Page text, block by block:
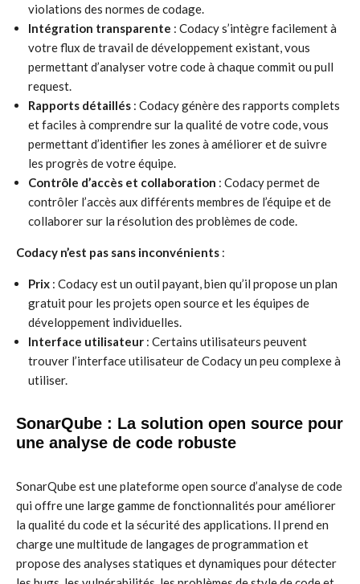
violations des normes de codage.
Intégration transparente : Codacy s’intègre facilement à
votre flux de travail de développement existant, vous
permettant d’analyser votre code à chaque commit ou pull
request.
Rapports détaillés : Codacy génère des rapports complets
et faciles à comprendre sur la qualité de votre code, vous
permettant d’identifier les zones à améliorer et de suivre
les progrès de votre équipe.
Contrôle d’accès et collaboration : Codacy permet de
contrôler l’accès aux différents membres de l’équipe et de
collaborer sur la résolution des problèmes de code.
Codacy n’est pas sans inconvénients :
Prix : Codacy est un outil payant, bien qu’il propose un plan
gratuit pour les projets open source et les équipes de
développement individuelles.
Interface utilisateur : Certains utilisateurs peuvent
trouver l’interface utilisateur de Codacy un peu complexe à
utiliser.
SonarQube : La solution open source pour
une analyse de code robuste
SonarQube est une plateforme open source d’analyse de code
qui offre une large gamme de fonctionnalités pour améliorer
la qualité du code et la sécurité des applications. Il prend en
charge une multitude de langages de programmation et
propose des analyses statiques et dynamiques pour détecter